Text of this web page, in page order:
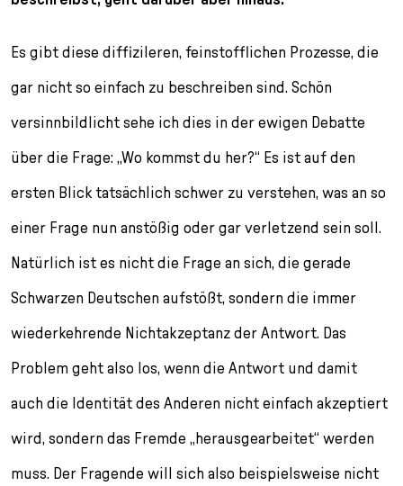
Es gibt diese diffizileren, feinstofflichen Prozesse, die
gar nicht so einfach zu beschreiben sind. Schön
versinnbildlicht sehe ich dies in der ewigen Debatte
über die Frage: „Wo kommst du her?“ Es ist auf den
ersten Blick tatsächlich schwer zu verstehen, was an so
einer Frage nun anstößig oder gar verletzend sein soll.
Natürlich ist es nicht die Frage an sich, die gerade
Schwarzen Deutschen aufstößt, sondern die immer
wiederkehrende Nichtakzeptanz der Antwort. Das
Problem geht also los, wenn die Antwort und damit
auch die Identität des Anderen nicht einfach akzeptiert
wird, sondern das Fremde „herausgearbeitet“ werden
muss. Der Fragende will sich also beispielsweise nicht